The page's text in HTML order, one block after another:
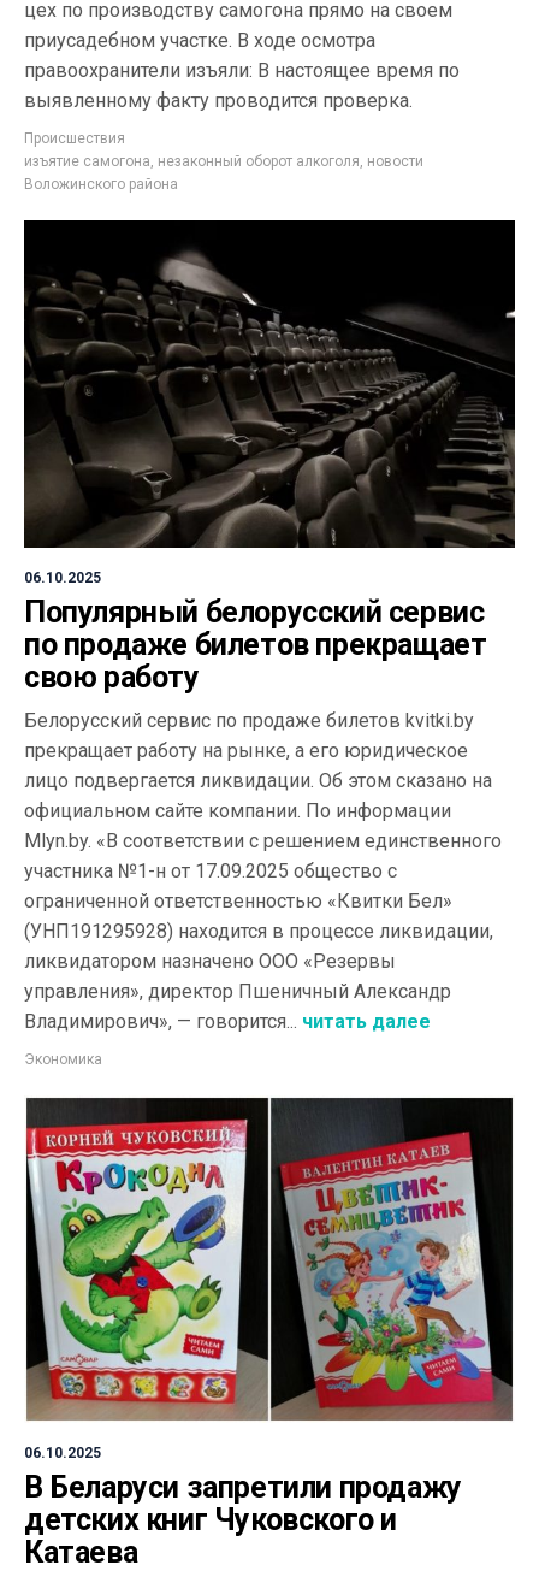
цех по производству самогона прямо на своем
приусадебном участке. В ходе осмотра
правоохранители изъяли: В настоящее время по
выявленному факту проводится проверка.
Происшествия
изъятие самогона, незаконный оборот алкоголя, новости
Воложинского района
06.10.2025
Популярный белорусский сервис
по продаже билетов прекращает
свою работу
Белорусский сервис по продаже билетов kvitki.by
прекращает работу на рынке, а его юридическое
лицо подвергается ликвидации. Об этом сказано на
официальном сайте компании. По информации
Mlyn.by. «В соответствии с решением единственного
участника №1-н от 17.09.2025 общество с
ограниченной ответственностью «Квитки Бел»
(УНП191295928) находится в процессе ликвидации,
ликвидатором назначено ООО «Резервы
управления», директор Пшеничный Александр
Владимирович», — говорится... читать далее
Экономика
06.10.2025
В Беларуси запретили продажу
детских книг Чуковского и
Катаева